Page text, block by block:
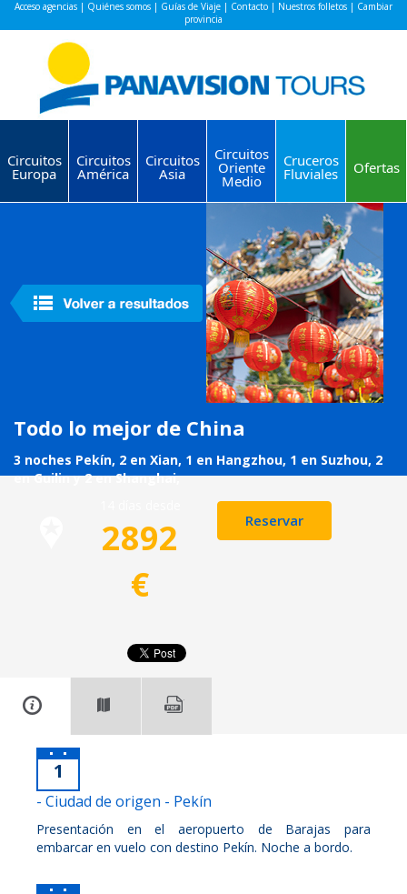
Acceso agencias | Quiénes somos | Guías de Viaje | Contacto | Nuestros folletos | Cambiar
provincia
Circuitos
Europa
Circuitos
América
Circuitos
Asia
Circuitos
Oriente
Medio
Cruceros
Fluviales Ofertas
Todo lo mejor de China
3 noches Pekín, 2 en Xian, 1 en Hangzhou, 1 en Suzhou, 2
en Guilin y 2 en Shanghai,
2892
€
Reservar
1
- Ciudad de origen - Pekín
Presentación en el aeropuerto de Barajas para
embarcar en vuelo con destino Pekín. Noche a bordo.